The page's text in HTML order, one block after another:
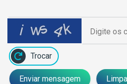
Trocar
Enviar mensagem